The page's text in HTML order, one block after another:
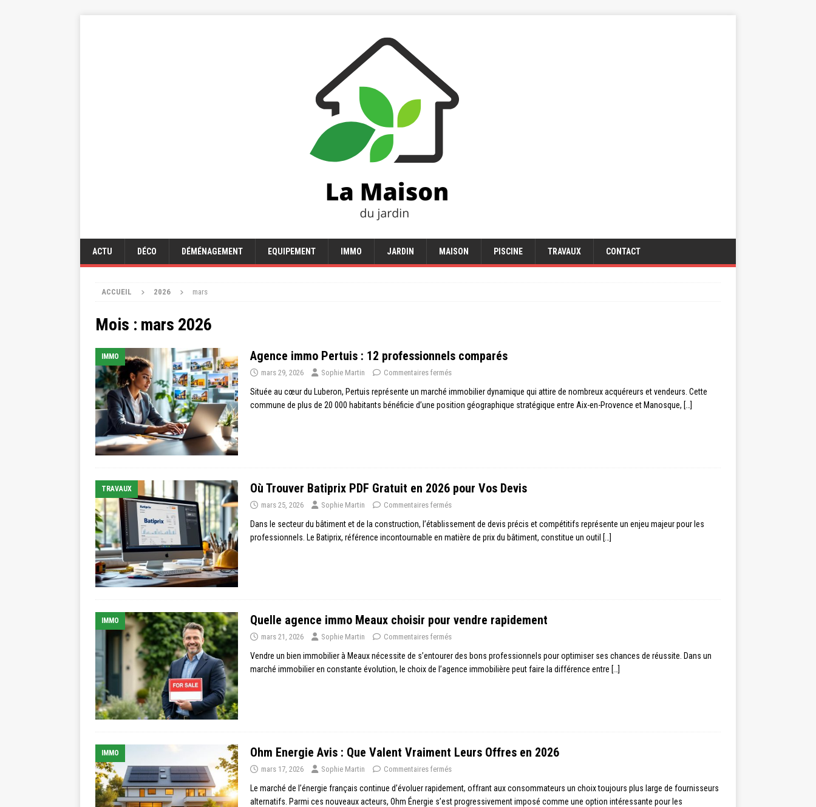
ACTU DÉCO DÉMÉNAGEMENT EQUIPEMENT IMMO JARDIN MAISON PISCINE TRAVAUX CONTACT
ACCUEIL 2026 mars
Mois : mars 2026
IMMO Agence immo Pertuis : 12 professionnels comparés
mars 29, 2026 Sophie Martin Commentaires fermés
Située au cœur du Luberon, Pertuis représente un marché immobilier dynamique qui attire de nombreux acquéreurs et vendeurs. Cette
commune de plus de 20 000 habitants bénéficie d’une position géographique stratégique entre Aix-en-Provence et Manosque, […]
TRAVAUX Où Trouver Batiprix PDF Gratuit en 2026 pour Vos Devis
mars 25, 2026 Sophie Martin Commentaires fermés
Dans le secteur du bâtiment et de la construction, l’établissement de devis précis et compétitifs représente un enjeu majeur pour les
professionnels. Le Batiprix, référence incontournable en matière de prix du bâtiment, constitue un outil […]
IMMO Quelle agence immo Meaux choisir pour vendre rapidement
mars 21, 2026 Sophie Martin Commentaires fermés
Vendre un bien immobilier à Meaux nécessite de s’entourer des bons professionnels pour optimiser ses chances de réussite. Dans un
marché immobilier en constante évolution, le choix de l’agence immobilière peut faire la différence entre […]
IMMO Ohm Energie Avis : Que Valent Vraiment Leurs Offres en 2026
mars 17, 2026 Sophie Martin Commentaires fermés
Le marché de l’énergie français continue d’évoluer rapidement, offrant aux consommateurs un choix toujours plus large de fournisseurs
alternatifs. Parmi ces nouveaux acteurs, Ohm Énergie s’est progressivement imposé comme une option intéressante pour les